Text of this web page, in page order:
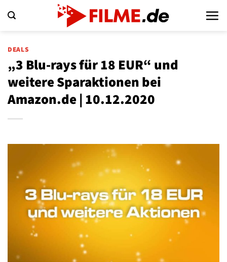
Inhalt
DEALS
„3 Blu-rays für 18 EUR“ und
weitere Sparaktionen bei
Amazon.de | 10.12.2020